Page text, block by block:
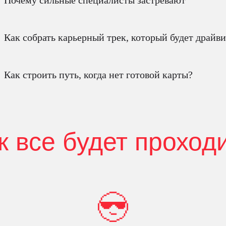
Как собрать карьерный трек, который будет
Как строить путь, когда нет готовой карты?
все будет